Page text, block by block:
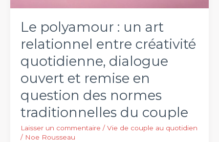
Le polyamour : un art
relationnel entre créativité
quotidienne, dialogue
ouvert et remise en
question des normes
traditionnelles du couple
Laisser un commentaire / Vie de couple au quotidien
/ Noe Rousseau